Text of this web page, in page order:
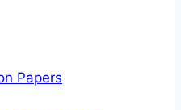
Papers